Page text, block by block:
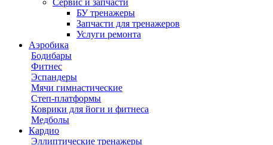
Сервис и запчасти
БУ тренажеры
Запчасти для тренажеров
Услуги ремонта
Аэробика
Бодибары
Фитнес
Эспандеры
Мячи гимнастические
Степ-платформы
Коврики для йоги и фитнеса
Медболы
Кардио
Эллиптические тренажеры